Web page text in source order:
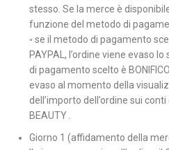
stesso. Se la merce è
funzione del metodo di
◦ se il metodo di pagamento
PAYPAL, l’ordine viene evaso
di pagamento scelto è
evaso al momento della
dell’importo dell’ordine sui
BEAUTY .
Giorno 1 (affidamento della